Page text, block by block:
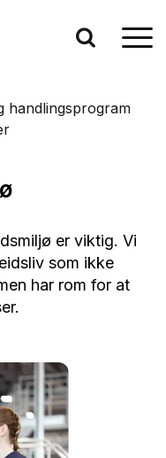
handlingsprogram
er viktig. Vi
som ikke
har rom for at